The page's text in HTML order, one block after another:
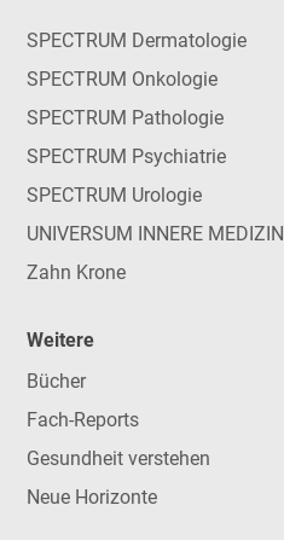
SPECTRUM Dermatologie
SPECTRUM Onkologie
SPECTRUM Pathologie
SPECTRUM Psychiatrie
SPECTRUM Urologie
UNIVERSUM INNERE MEDIZIN
Zahn Krone
Weitere
Bücher
Fach-Reports
Gesundheit verstehen
Neue Horizonte